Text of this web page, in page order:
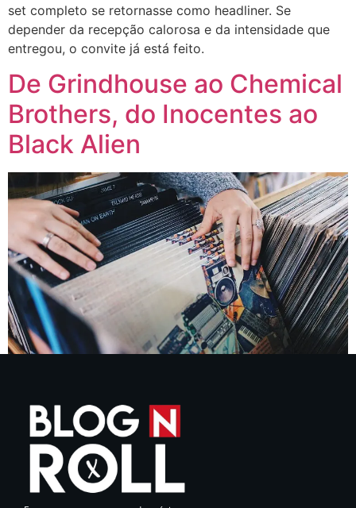
set completo se retornasse como headliner. Se
depender da recepção calorosa e da intensidade que
entregou, o convite já está feito.
De Grindhouse ao Chemical
Brothers, do Inocentes ao
Black Alien